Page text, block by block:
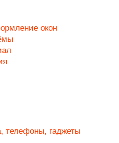
окон
телефоны, гаджеты